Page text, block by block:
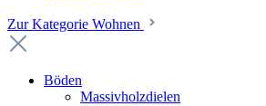
Zur Kategorie Wohnen
Böden
Massivholzdielen